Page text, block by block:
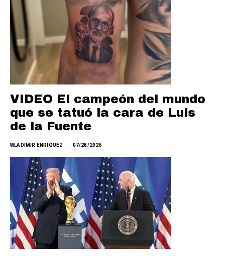
VIDEO El campeón del mundo
que se tatuó la cara de Luis
de la Fuente
WLADIMIR ENRÍQUEZ 07/28/2026